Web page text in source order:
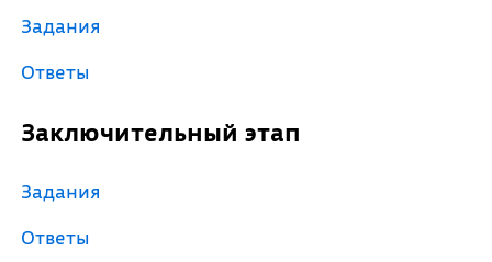
Задания
Ответы
Заключительный этап
Задания
Ответы